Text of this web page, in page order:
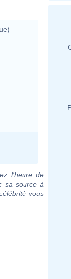
l'heure de
sa source à
vous